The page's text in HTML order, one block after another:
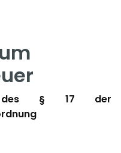
des § 17 der